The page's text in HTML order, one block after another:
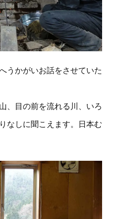
うかがいお話をさせていた
、目の前を流れる川、いろ
なしに聞こえます。日本む